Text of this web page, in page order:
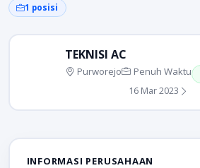
1 posisi
TEKNISI AC
Purworejo Penuh Waktu
16 Mar 2023
INFORMASI PERUSAHAAN